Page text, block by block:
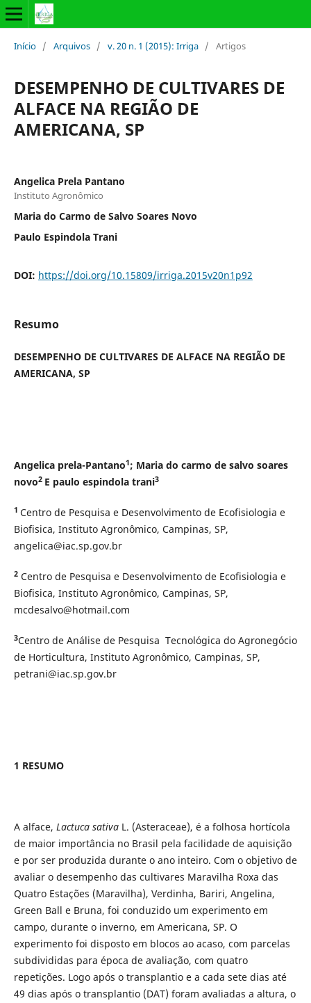
Início / Arquivos / v. 20 n. 1 (2015): Irriga / Artigos
DESEMPENHO DE CULTIVARES DE
ALFACE NA REGIÃO DE
AMERICANA, SP
Angelica Prela Pantano
Instituto Agronômico
Maria do Carmo de Salvo Soares Novo
Paulo Espindola Trani
DOI: https://doi.org/10.15809/irriga.2015v20n1p92
Resumo
DESEMPENHO DE CULTIVARES DE ALFACE NA REGIÃO DE
AMERICANA, SP
Angelica prela-Pantano1; Maria do carmo de salvo soares
novo2 E paulo espindola trani3
1 Centro de Pesquisa e Desenvolvimento de Ecofisiologia e
Biofisica, Instituto Agronômico, Campinas, SP,
angelica@iac.sp.gov.br
2 Centro de Pesquisa e Desenvolvimento de Ecofisiologia e
Biofisica, Instituto Agronômico, Campinas, SP,
mcdesalvo@hotmail.com
3Centro de Análise de Pesquisa Tecnológica do Agronegócio
de Horticultura, Instituto Agronômico, Campinas, SP,
petrani@iac.sp.gov.br
1 RESUMO
A alface, Lactuca sativaL. (Asteraceae), é a folhosa hortícola
de maior importância no Brasil pela facilidade de aquisição
e por ser produzida durante o ano inteiro. Com o objetivo de
avaliar o desempenho das cultivares Maravilha Roxa das
Quatro Estações (Maravilha), Verdinha, Bariri, Angelina,
Green Ball e Bruna, foi conduzido um experimento em
campo, durante o inverno, em Americana, SP. O
experimento foi disposto em blocos ao acaso, com parcelas
subdivididas para época de avaliação, com quatro
repetições. Logo após o transplantio e a cada sete dias até
49 dias após o transplantio (DAT) foram avaliadas a altura, o